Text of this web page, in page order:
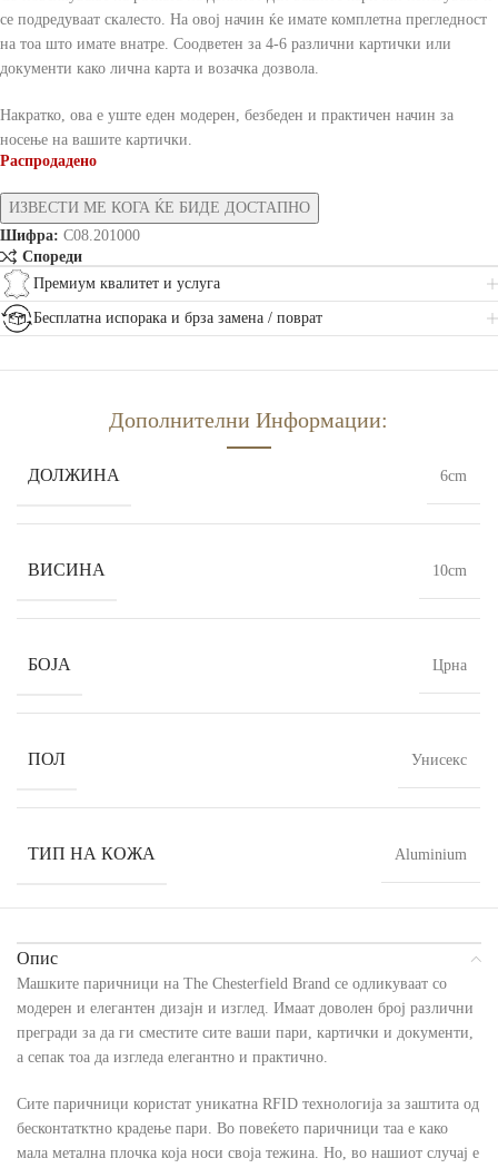
се подредуваат скалесто. На овој начин ќе имате комплетна прегледност
на тоа што имате внатре. Соодветен за 4-6 различни картички или
документи како лична карта и возачка дозвола.
Накратко, ова е уште еден модерен, безбеден и практичен начин за
носење на вашите картички.
Распродадено
Шифра: C08.201000
Спореди
Премиум квалитет и услуга
Бесплатна испорака и брза замена / поврат
Дополнителни Информации:
ДОЛЖИНА 6cm
ВИСИНА 10cm
БОЈА Црна
ПОЛ Унисекс
ТИП НА КОЖА Aluminium
Опис
Машките паричници на The Chesterfield Brand се одликуваат со
модерен и елегантен дизајн и изглед. Имаат доволен број различни
прегради за да ги сместите сите ваши пари, картички и документи,
а сепак тоа да изгледа елегантно и практично.
Сите паричници користат уникатна RFID технологија за заштита од
бесконтатктно крадење пари. Во повеќето паричници таа е како
мала метална плочка која носи своја тежина. Но, во нашиот случај е